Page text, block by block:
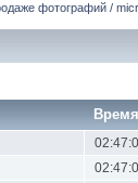
фотографий /